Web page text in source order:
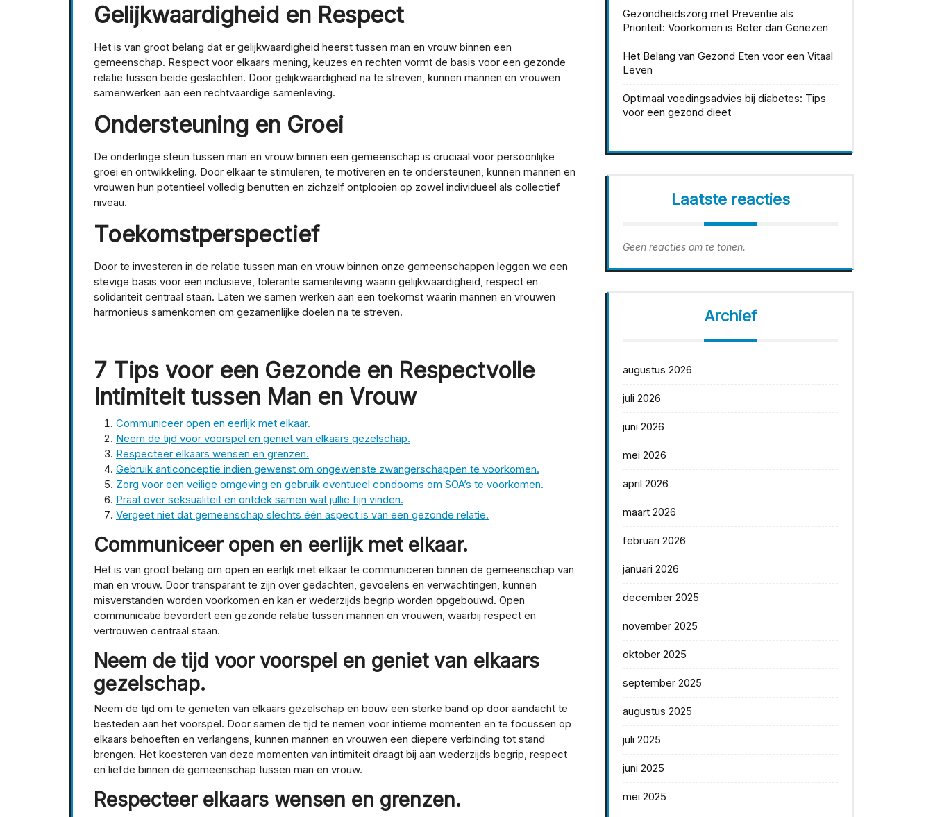
Gelijkwaardigheid en Respect
Het is van groot belang dat er gelijkwaardigheid heerst tussen man en vrouw binnen een
gemeenschap. Respect voor elkaars mening, keuzes en rechten vormt de basis voor een gezonde
relatie tussen beide geslachten. Door gelijkwaardigheid na te streven, kunnen mannen en vrouwen
samenwerken aan een rechtvaardige samenleving.
Ondersteuning en Groei
De onderlinge steun tussen man en vrouw binnen een gemeenschap is cruciaal voor persoonlijke
groei en ontwikkeling. Door elkaar te stimuleren, te motiveren en te ondersteunen, kunnen mannen en
vrouwen hun potentieel volledig benutten en zichzelf ontplooien op zowel individueel als collectief
niveau.
Toekomstperspectief
Door te investeren in de relatie tussen man en vrouw binnen onze gemeenschappen leggen we een
stevige basis voor een inclusieve, tolerante samenleving waarin gelijkwaardigheid, respect en
solidariteit centraal staan. Laten we samen werken aan een toekomst waarin mannen en vrouwen
harmonieus samenkomen om gezamenlijke doelen na te streven.
7 Tips voor een Gezonde en Respectvolle
Intimiteit tussen Man en Vrouw
Communiceer open en eerlijk met elkaar.
Neem de tijd voor voorspel en geniet van elkaars gezelschap.
Respecteer elkaars wensen en grenzen.
Gebruik anticonceptie indien gewenst om ongewenste zwangerschappen te voorkomen.
Zorg voor een veilige omgeving en gebruik eventueel condooms om SOA’s te voorkomen.
Praat over seksualiteit en ontdek samen wat jullie fijn vinden.
Vergeet niet dat gemeenschap slechts één aspect is van een gezonde relatie.
Communiceer open en eerlijk met elkaar.
Het is van groot belang om open en eerlijk met elkaar te communiceren binnen de gemeenschap van
man en vrouw. Door transparant te zijn over gedachten, gevoelens en verwachtingen, kunnen
misverstanden worden voorkomen en kan er wederzijds begrip worden opgebouwd. Open
communicatie bevordert een gezonde relatie tussen mannen en vrouwen, waarbij respect en
vertrouwen centraal staan.
Neem de tijd voor voorspel en geniet van elkaars
gezelschap.
Neem de tijd om te genieten van elkaars gezelschap en bouw een sterke band op door aandacht te
besteden aan het voorspel. Door samen de tijd te nemen voor intieme momenten en te focussen op
elkaars behoeften en verlangens, kunnen mannen en vrouwen een diepere verbinding tot stand
brengen. Het koesteren van deze momenten van intimiteit draagt bij aan wederzijds begrip, respect
en liefde binnen de gemeenschap tussen man en vrouw.
Respecteer elkaars wensen en grenzen.
Gezondheidszorg met Preventie als
Prioriteit: Voorkomen is Beter dan Genezen
Het Belang van Gezond Eten voor een Vitaal
Leven
Optimaal voedingsadvies bij diabetes: Tips
voor een gezond dieet
Laatste reacties
Geen reacties om te tonen.
Archief
augustus 2026
juli 2026
juni 2026
mei 2026
april 2026
maart 2026
februari 2026
januari 2026
december 2025
november 2025
oktober 2025
september 2025
augustus 2025
juli 2025
juni 2025
mei 2025